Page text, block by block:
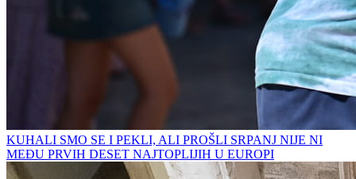
KUHALI SMO SE I PEKLI, ALI PROŠLI SRPANJ NIJE NI
MEĐU PRVIH DESET NAJTOPLIJIH U EUROPI